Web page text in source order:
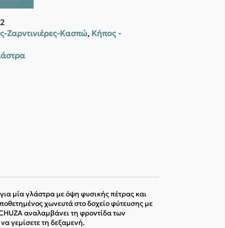
Ζαρντινιέρες-Κασπώ, Κήπος -
μία γλάστρα με όψη φυσικής πέτρας και
χωνευτά στο δοχείο φύτευσης με
αναλαμβάνει τη φροντίδα των
γεμίσετε τη δεξαμενή.